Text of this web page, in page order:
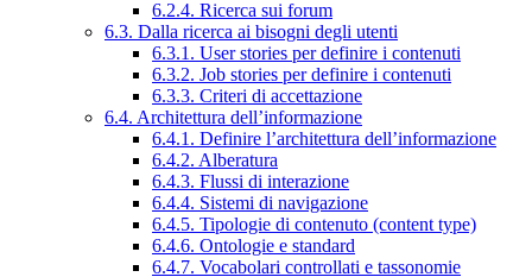
6.2.4. Ricerca sui forum
6.3. Dalla ricerca ai bisogni degli utenti
6.3.1. User stories per definire i contenuti
6.3.2. Job stories per definire i contenuti
6.3.3. Criteri di accettazione
6.4. Architettura dell’informazione
6.4.1. Definire l’architettura dell’informazione
6.4.2. Alberatura
6.4.3. Flussi di interazione
6.4.4. Sistemi di navigazione
6.4.5. Tipologie di contenuto (content type)
6.4.6. Ontologie e standard
6.4.7. Vocabolari controllati e tassonomie